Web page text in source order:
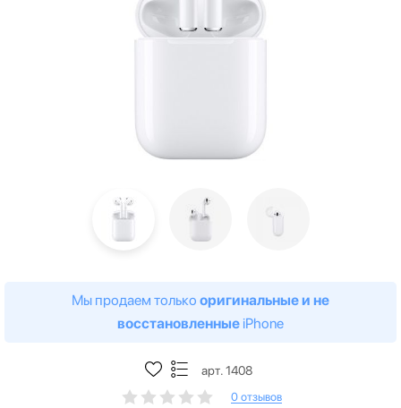
Мы продаем только оригинальные и не
восстановленные iPhone
арт. 1408
0 отзывов